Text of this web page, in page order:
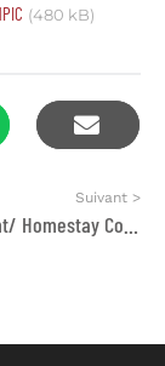
(480 kB)
Suivant >